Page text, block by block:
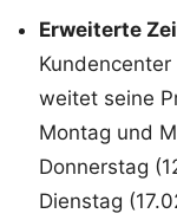
Erweiterte
weitet seine
Montag und
Donnerstag
Dienstag